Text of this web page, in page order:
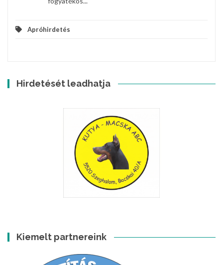
Apróhirdetés
Hirdetését leadhatja
Kiemelt partnereink